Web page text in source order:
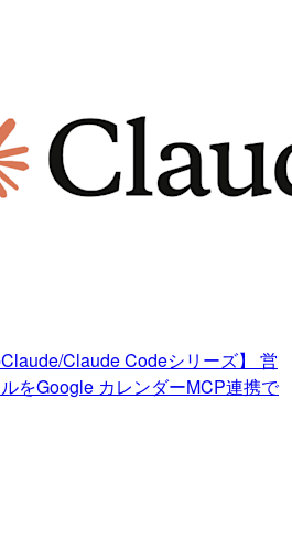
Claude Codeシリーズ】 営
をGoogle カレンダーMCP連携で